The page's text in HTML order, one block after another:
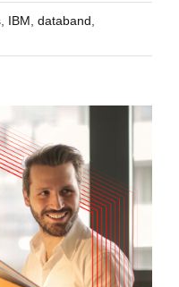
IBM databand